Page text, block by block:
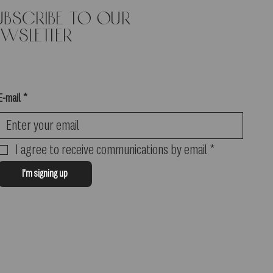
to our
mail *
I agree to receive communications by email *
I'm signing up